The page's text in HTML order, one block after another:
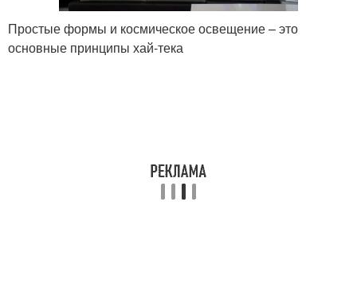
Дача в стиле
Простые формы и космическое освещение – это
основные принципы хай-тека